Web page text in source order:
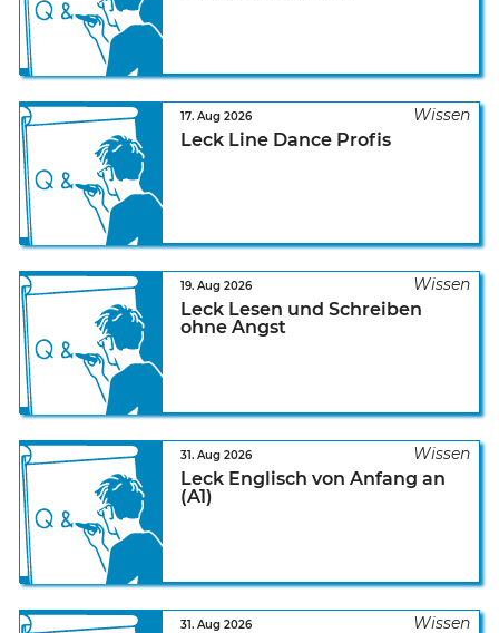
Leck Line Dance Profis
17. Aug 2026
Leck Lesen und Schreiben
ohne Angst
19. Aug 2026
Leck Englisch von Anfang an
(A1)
31. Aug 2026
31. Aug 2026